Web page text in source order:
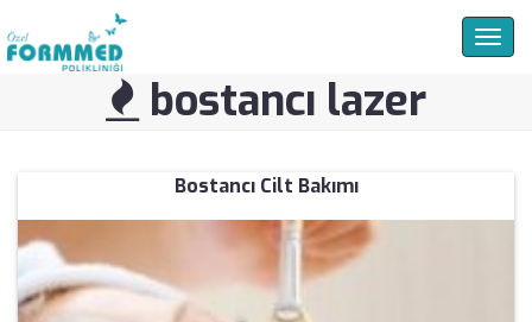
bostancı lazer
Bostancı Cilt Bakımı